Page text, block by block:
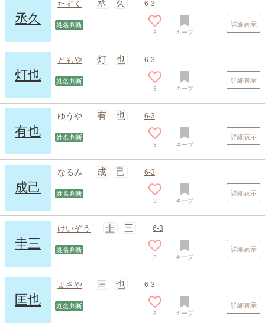
丞久
たすく 丞 久 6-3
姓名判断
3 キープ
詳細表示
灯也
ともや 灯 也 6-3
姓名判断
3 キープ
詳細表示
有也
ゆうや 有 也 6-3
姓名判断
3 キープ
詳細表示
成己
なるみ 成 己 6-3
姓名判断
3 キープ
詳細表示
圭三
けいぞう 圭 三 6-3
姓名判断
3 キープ
詳細表示
匡也
まさや 匡 也 6-3
姓名判断
3 キープ
詳細表示